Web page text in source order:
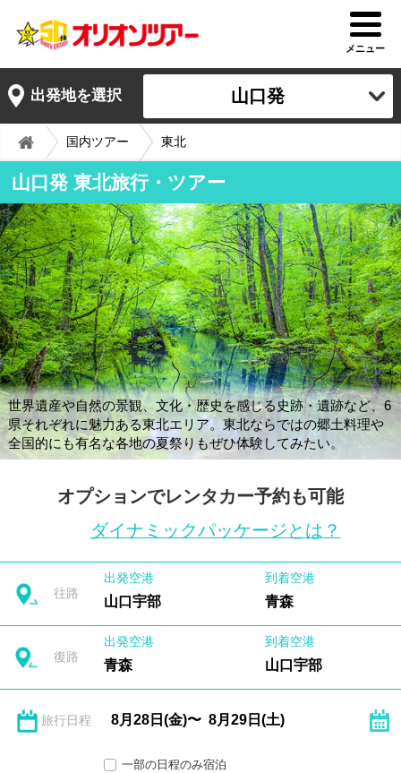
メニュー
出発地を選択 山口発
国内ツアー 東北
山口発 東北旅行・ツアー
世界遺産や自然の景観、文化・歴史を感じる史跡・遺跡など、6
県それぞれに魅力ある東北エリア。東北ならではの郷土料理や
全国的にも有名な各地の夏祭りもぜひ体験してみたい。
オプションでレンタカー予約も可能
ダイナミックパッケージとは？
往路
出発空港
山口宇部
到着空港
青森
復路
出発空港
青森
到着空港
山口宇部
旅行日程
一部の日程のみ宿泊